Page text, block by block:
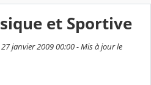
et Sportive
janvier 2009 00:00 - Mis à jour le